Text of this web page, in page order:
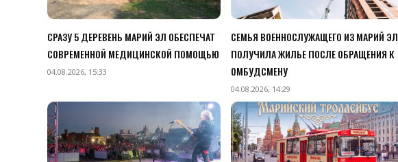
СРАЗУ 5 ДЕРЕВЕНЬ МАРИЙ ЭЛ ОБЕСПЕЧАТ
СОВРЕМЕННОЙ МЕДИЦИНСКОЙ ПОМОЩЬЮ
04.08.2026, 15:33
СЕМЬЯ ВОЕННОСЛУЖАЩЕГО ИЗ МАРИЙ ЭЛ
ПОЛУЧИЛА ЖИЛЬЕ ПОСЛЕ ОБРАЩЕНИЯ К
ОМБУДСМЕНУ
04.08.2026, 14:29